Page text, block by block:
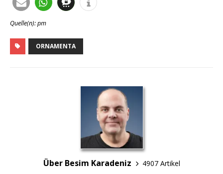
Quelle(n): pm
ORNAMENTA
Über Besim Karadeniz
4907 Artikel